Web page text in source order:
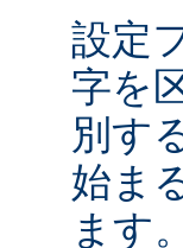
設定
字を
別す
始ま
ます